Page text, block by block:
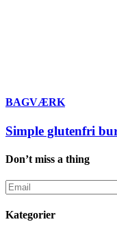
BAGVÆRK
Simple glutenfri
Don’t miss a thing
Kategorier